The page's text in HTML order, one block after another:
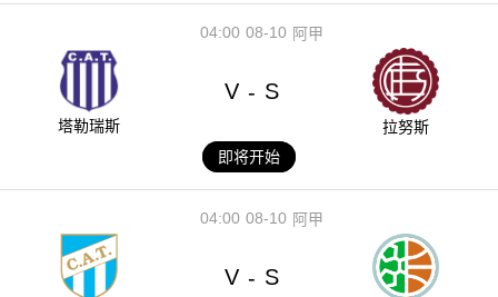
08-10
04:00 阿甲
塔勒瑞斯
V - S
拉努斯
即将开始
08-10
04:00 阿甲
V - S